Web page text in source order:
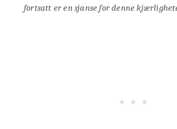
fortsatt er en sjanse for denne